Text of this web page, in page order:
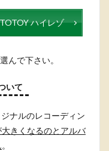
ハイレゾ
んで下さい。
いて
ナルのレコーディン
きくなるのとアルバ
。